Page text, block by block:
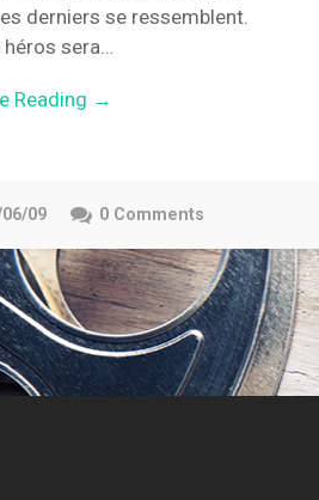
derniers se ressemblent.
sera…
Reading →
09 0 Comments